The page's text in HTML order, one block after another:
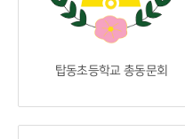
탑동초등학교 총동문회